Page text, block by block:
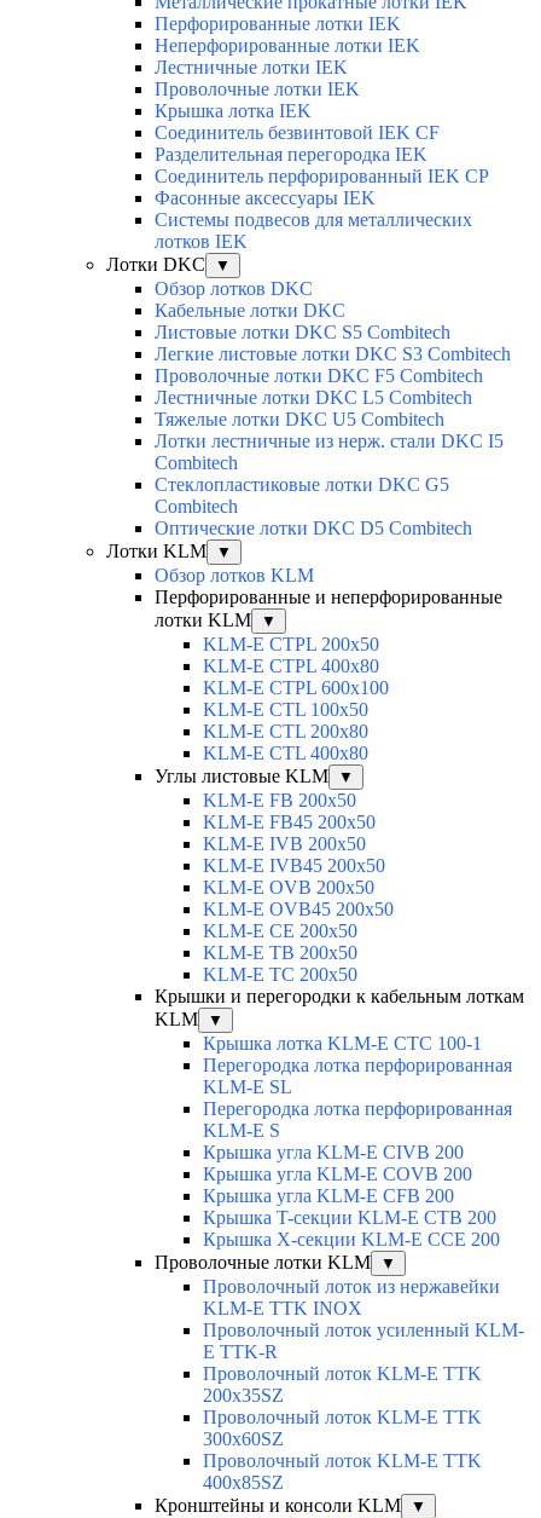
Перфорированные лотки IEK
Неперфорированные лотки IEK
Лестничные лотки IEK
Проволочные лотки IEK
Крышка лотка IEK
Соединитель безвинтовой IEK CF
Разделительная перегородка IEK
Соединитель перфорированный IEK CP
Фасонные аксессуары IEK
Системы подвесов для металлических
лотков IEK
Лотки DKC
▼
Обзор лотков DKC
Кабельные лотки DKC
Листовые лотки DKC S5 Combitech
Легкие листовые лотки DKC S3 Combitech
Проволочные лотки DKC F5 Combitech
Лестничные лотки DKC L5 Combitech
Тяжелые лотки DKC U5 Combitech
Лотки лестничные из нерж. стали DKC I5
Combitech
Стеклопластиковые лотки DKC G5
Combitech
Оптические лотки DKC D5 Combitech
Лотки KLM
▼
Обзор лотков KLM
Перфорированные и неперфорированные
лотки KLM
▼
KLM-E CTPL 200x50
KLM-E CTPL 400x80
KLM-E CTPL 600x100
KLM-E CTL 100x50
KLM-E CTL 200x80
KLM-E CTL 400x80
Углы листовые KLM
▼
KLM-E FB 200x50
KLM-E FB45 200x50
KLM-E IVB 200x50
KLM-E IVB45 200x50
KLM-E OVB 200x50
KLM-E OVB45 200x50
KLM-E CE 200x50
KLM-E TB 200x50
KLM-E TC 200x50
Крышки и перегородки к кабельным лоткам
KLM
▼
Крышка лотка KLM-E CTC 100-1
Перегородка лотка перфорированная
KLM-E SL
Перегородка лотка перфорированная
KLM-E S
Крышка угла KLM-E CIVB 200
Крышка угла KLM-E COVB 200
Крышка угла KLM-E CFB 200
Крышка T-секции KLM-E CTB 200
Крышка X-секции KLM-E CCE 200
Проволочные лотки KLM
▼
Проволочный лоток из нержавейки
KLM-E TTK INOX
Проволочный лоток усиленный KLM-
E TTK-R
Проволочный лоток KLM-E TTK
200x35SZ
Проволочный лоток KLM-E TTK
300x60SZ
Проволочный лоток KLM-E TTK
400x85SZ
Кронштейны и консоли KLM
▼